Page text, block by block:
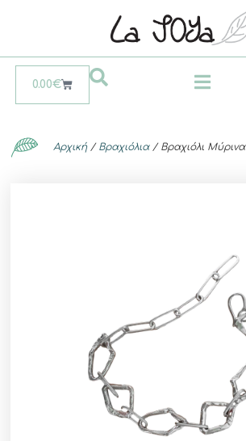
0.00€
Αρχική/ Βραχιόλια/ Βραχιόλι Μύρινα